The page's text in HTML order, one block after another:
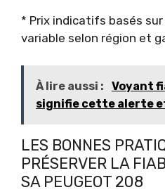
* Prix indicatifs basés
variable selon région et
À lire aussi :
Voyant
signifie cette alerte
LES BONNES
PRÉSERVER LA
SA PEUGEOT 208